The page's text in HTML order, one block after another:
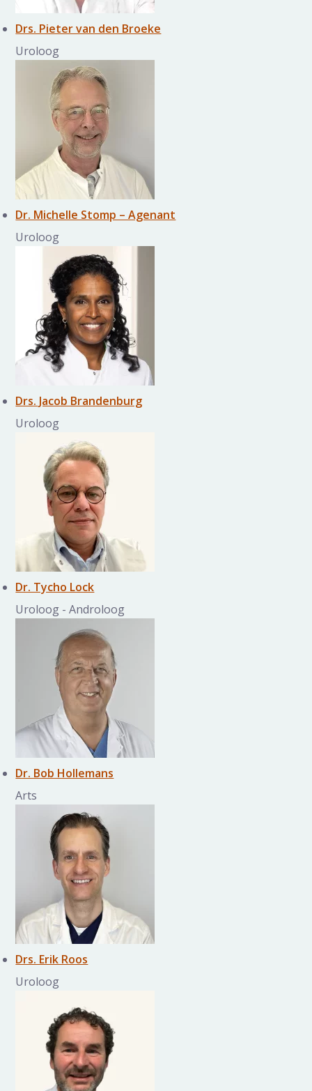
Drs. Pieter van den Broeke
Uroloog
Dr. Michelle Stomp – Agenant
Uroloog
Drs. Jacob Brandenburg
Uroloog
Dr. Tycho Lock
Uroloog - Androloog
Dr. Bob Hollemans
Arts
Drs. Erik Roos
Uroloog